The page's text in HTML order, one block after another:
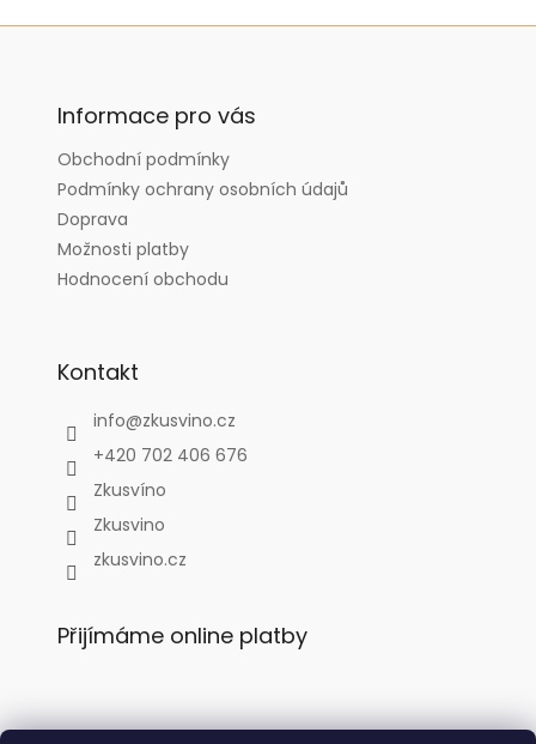
Z
Informace pro vás
Obchodní podmínky
Podmínky ochrany osobních údajů
Doprava
Možnosti platby
Hodnocení obchodu
Kontakt
info@zkusvino.cz
+420 702 406 676
Zkusvíno
Zkusvino
zkusvino.cz
Přijímáme online platby